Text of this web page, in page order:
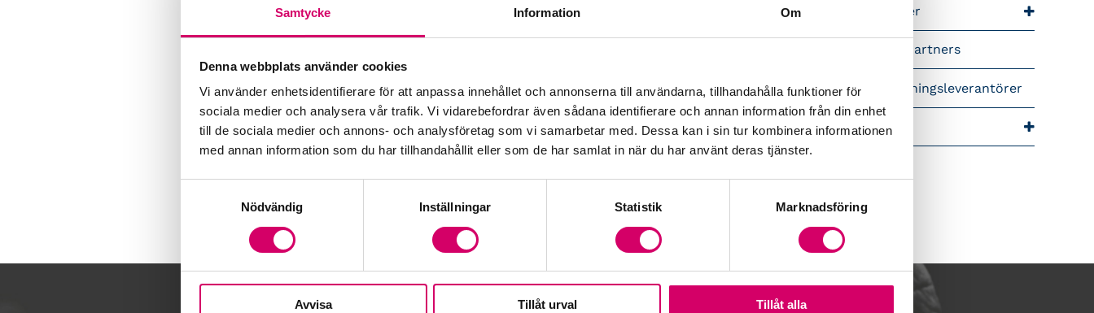
Samtycke Information Om
Denna webbplats använder cookies
Vi använder enhetsidentifierare för att anpassa innehållet och annonserna till användarna, tillhandahålla funktioner för
sociala medier och analysera vår trafik. Vi vidarebefordrar även sådana identifierare och annan information från din enhet
till de sociala medier och annons- och analysföretag som vi samarbetar med. Dessa kan i sin tur kombinera informationen
med annan information som du har tillhandahållit eller som de har samlat in när du har använt deras tjänster.
Nödvändig
Inställningar Statistik Marknadsföring
Avvisa Tillåt urval Tillåt alla
Karriär för redovisningskonsulter
Medlemsrabatter från våra Srf Partners
Validera lönekurser – för utbildningsleverantörer
Våra event och temadagar